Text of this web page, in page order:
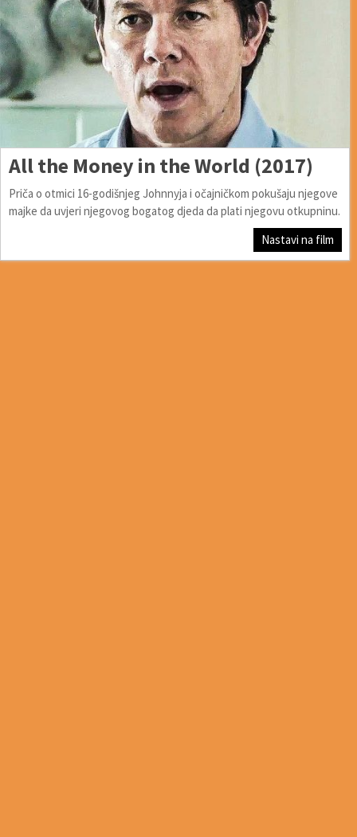
All the Money in the World (2017)
Priča o otmici 16-godišnjeg Johnnyja i očajničkom pokušaju njegove
majke da uvjeri njegovog bogatog djeda da plati njegovu otkupninu.
Nastavi na film